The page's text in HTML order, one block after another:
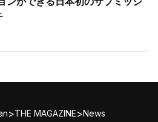
>THE MAGAZINE>News